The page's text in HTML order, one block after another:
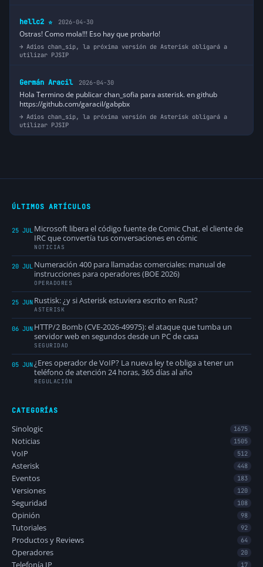
hellc2 ⭐ 2026-04-30
Ostras! Como mola!!! Eso hay que probarlo!
Adios chan_sip, la próxima versión de Asterisk obligará a
utilizar PJSIP
Germán Aracil 2026-04-30
Hola Termino de publicar chan_sofia para asterisk. en github
https://github.com/garacil/gabpbx
Adios chan_sip, la próxima versión de Asterisk obligará a
utilizar PJSIP
ÚLTIMOS ARTÍCULOS
25 JUL Microsoft libera el código fuente de Comic Chat, el cliente de
IRC que convertía tus conversaciones en cómic
NOTICIAS
20 JUL Numeración 400 para llamadas comerciales: manual de
instrucciones para operadores (BOE 2026)
OPERADORES
25 JUN Rustisk: ¿y si Asterisk estuviera escrito en Rust?
ASTERISK
06 JUN HTTP/2 Bomb (CVE-2026-49975): el ataque que tumba un
servidor web en segundos desde un PC de casa
SEGURIDAD
05 JUN¿Eres operador de VoIP? La nueva ley te obliga a tener un
teléfono de atención 24 horas, 365 días al año
REGULACIÓN
CATEGORÍAS
Sinologic 1675
Noticias 1505
VoIP 512
Asterisk 448
Eventos 183
Versiones 120
Seguridad 108
Opinión 98
Tutoriales 92
Productos y Reviews 64
Operadores 20
Telefonía IP 17